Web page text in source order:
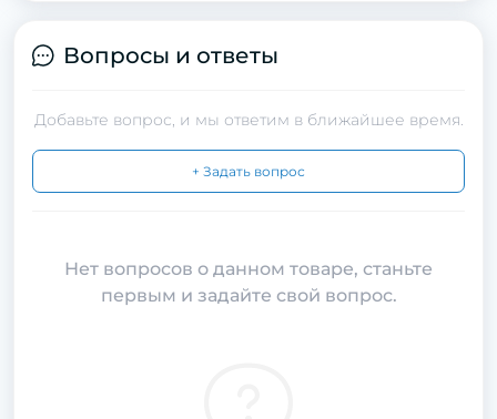
Вопросы и ответы
Добавьте вопрос, и мы ответим в ближайшее время.
+ Задать вопрос
Нет вопросов о данном товаре, станьте
первым и задайте свой вопрос.